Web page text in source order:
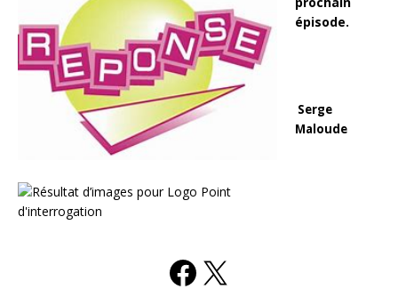
épisode.
Serge
Maloude